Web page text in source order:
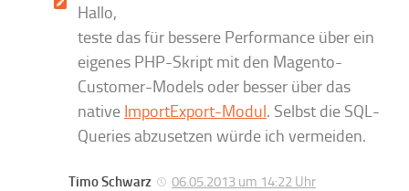
Hallo,
teste das für bessere Performance über ein
eigenes PHP-Skript mit den Magento-
Customer-Models oder besser über das
native ImportExport-Modul. Selbst die SQL-
Queries abzusetzen würde ich vermeiden.
Timo Schwarz 06.05.2013 um 14:22 Uhr